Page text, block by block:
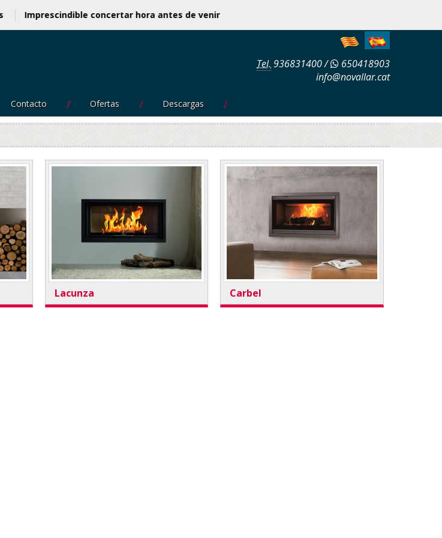
Imprescindible concertar hora antes de venir
Tel. 936831400/
650418903
info@novallar.cat
Contacto Ofertas Descargas
Lacunza Carbel